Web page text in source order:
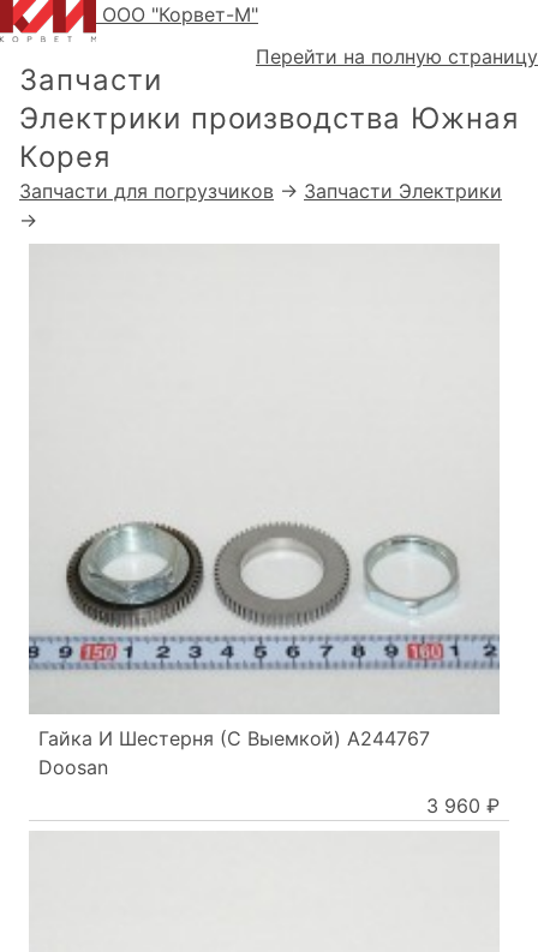
ООО "Корвет-М"
Перейти на полную страницу
Запчасти
Электрики производства Южная
Корея
Запчасти для погрузчиков → Запчасти Электрики
→
Гайка И Шестерня (С Выемкой) A244767
Doosan
3 960 ₽